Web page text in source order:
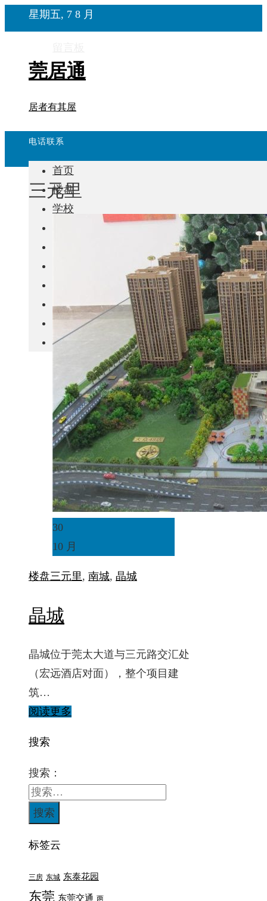
星期五, 7 8 月
莞居通
居者有其屋
电话联系
首页
楼盘
学校
房产政策
中国
其他
三元里
30
10 月
楼盘三元里, 南城, 晶城
晶城
晶城位于莞太大道与三元路交汇处
（宏远酒店对面），整个项目建
筑…
阅读更多
搜索
搜索：
标签云
三房 东城 东泰花园
东莞 东莞交通 两